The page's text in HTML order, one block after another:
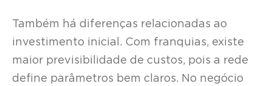
Também há diferenças relacionadas ao
investimento inicial. Com franquias, existe
maior previsibilidade de custos, pois a rede
define parâmetros bem claros. No negócio